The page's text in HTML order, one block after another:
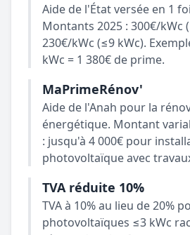
Aide de l'État versée en 1
Montants 2025 : 300€/kWc
230€/kWc (≤9 kWc).
kWc = 1 380€ de prime.
MaPrimeRénov'
Aide de l'Anah pour la
énergétique. Montant
: jusqu'à 4 000€ pour
photovoltaïque avec
TVA réduite 10%
TVA à 10% au lieu de 20%
photovoltaïques ≤3 kWc